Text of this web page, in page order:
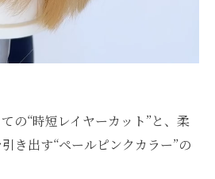
の“時短レイヤーカット”と、柔
き出す“ペールピンクカラー”の